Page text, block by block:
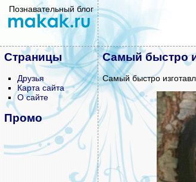
Познавательный блог
Страницы
Друзья
Карта сайта
О сайте
Промо
Самый быстро
Самый быстро